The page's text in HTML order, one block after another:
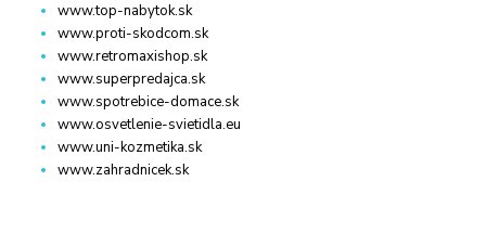
www.top-nabytok.sk
www.proti-skodcom.sk
www.retromaxishop.sk
www.superpredajca.sk
www.spotrebice-domace.sk
www.osvetlenie-svietidla.eu
www.uni-kozmetika.sk
www.zahradnicek.sk